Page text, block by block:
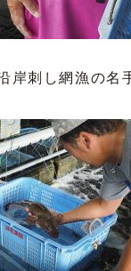
岸刺し網漁の名